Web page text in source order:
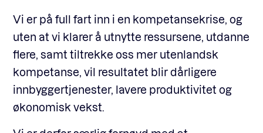
Vi er på full fart inn i en kompetansekrise, og
uten at vi klarer å utnytte ressursene, utdanne
flere, samt tiltrekke oss mer utenlandsk
kompetanse, vil resultatet blir dårligere
innbyggertjenester, lavere produktivitet og
økonomisk vekst.